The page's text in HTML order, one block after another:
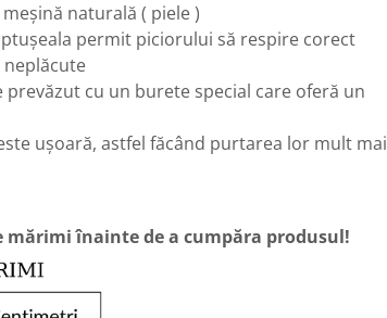
naturală ( piele )
permit piciorului să respire corect
prevăzut cu un burete special care oferă un
ușoară, astfel făcând purtarea lor mult mai
mărimi înainte de a cumpăra produsul!